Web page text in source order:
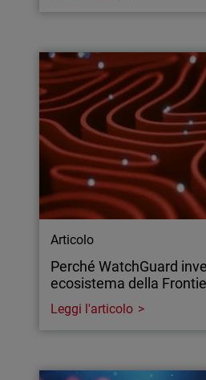
Articolo
Perché WatchGuard
ecosistema della
Leggi l'articolo